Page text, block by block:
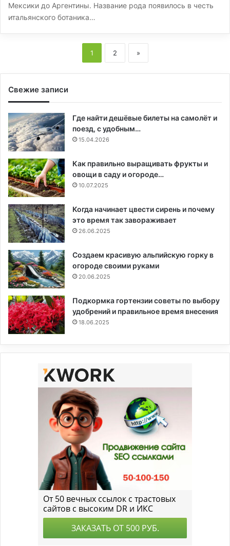
Мексики до Аргентины. Название рода появилось в честь
итальянского ботаника…
1 2 »
Свежие записи
Где найти дешёвые билеты на самолёт и
поезд, с удобным…
15.04.2026
Как правильно выращивать фрукты и
овощи в саду и огороде…
10.07.2025
Когда начинает цвести сирень и почему
это время так завораживает
26.06.2025
Создаем красивую альпийскую горку в
огороде своими руками
20.06.2025
Подкормка гортензии советы по выбору
удобрений и правильное время внесения
18.06.2025